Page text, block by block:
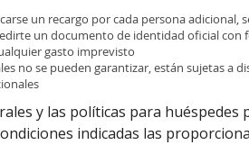
un recargo por cada persona adicional,
un documento de identidad oficial
gasto imprevisto
no se pueden garantizar, están sujetas a
y las políticas para huéspedes
indicadas las